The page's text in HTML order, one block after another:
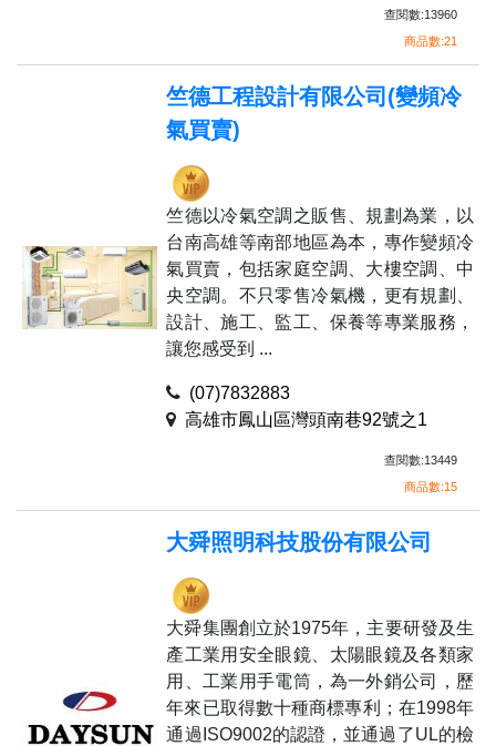
查閱數:13960
商品數:21
竺德工程設計有限公司(變頻冷
氣買賣)
竺德以冷氣空調之販售、規劃為業，以
台南高雄等南部地區為本，專作變頻冷
氣買賣，包括家庭空調、大樓空調、中
央空調。不只零售冷氣機，更有規劃、
設計、施工、監工、保養等專業服務，
讓您感受到 ...
(07)7832883
高雄市鳳山區灣頭南巷92號之1
查閱數:13449
商品數:15
大舜照明科技股份有限公司
大舜集團創立於1975年，主要研發及生
產工業用安全眼鏡、太陽眼鏡及各類家
用、工業用手電筒，為一外銷公司，歷
年來已取得數十種商標專利；在1998年
通過ISO9002的認證，並通過了UL的檢